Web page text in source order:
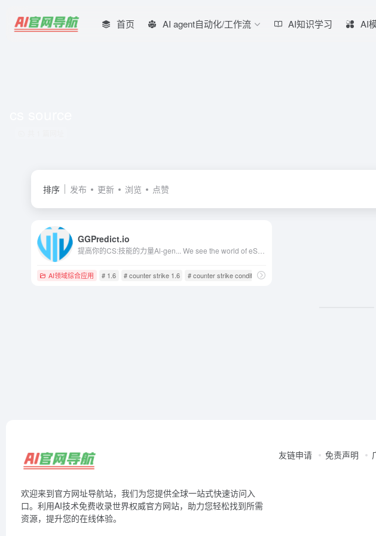
首页 AI agent自动化/工作流 AI知识学习 AI
排序 发布 更新 浏览 点赞
GGPredict.io
AI领域综合应用 # 1.6 # counter strike 1.6 # counter strike condition zero
欢迎来到官方网址导航站，我们为您提供全球一站式快速访问入
口。利用AI技术免费收录世界权威官方网站，助力您轻松找到所需
资源，提升您的在线体验。
友链申请 免责声明